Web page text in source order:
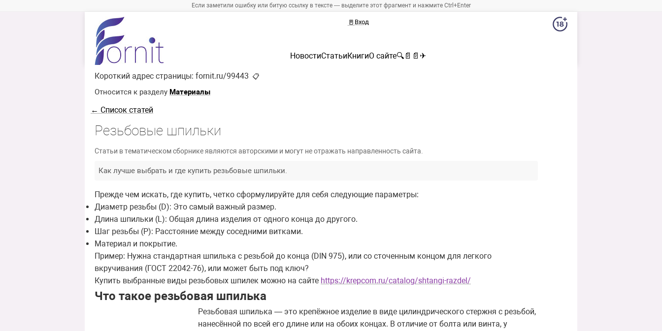
Если заметили ошибку или битую ссылку в тексте — выделите этот фрагмент и нажмите Ctrl+Enter
🚪 Вход
НовостиСтатьиКнигиО сайте🔍 📄 📄 ✈
Короткий адрес страницы: fornit.ru/99443 📋
Относится к разделу Материалы
← Список статей
Резьбовые шпильки
Статьи в тематическом сборнике являются авторскими и могут не отражать направленность сайта.
Как лучше выбрать и где купить резьбовые шпильки.
Прежде чем искать, где купить, четко сформулируйте для себя следующие параметры:
Диаметр резьбы (D): Это самый важный размер.
Длина шпильки (L): Общая длина изделия от одного конца до другого.
Шаг резьбы (P): Расстояние между соседними витками.
Материал и покрытие.
Пример: Нужна стандартная шпилька с резьбой до конца (DIN 975), или со сточенным концом для легкого
вкручивания (ГОСТ 22042-76), или может быть под ключ?
Купить выбранные виды резьбовых шпилек можно на сайте https://krepcom.ru/catalog/shtangi-razdel/
Что такое резьбовая шпилька
Резьбовая шпилька — это крепёжное изделие в виде цилиндрического стержня с резьбой,
нанесённой по всей его длине или на обоих концах. В отличие от болта или винта, у